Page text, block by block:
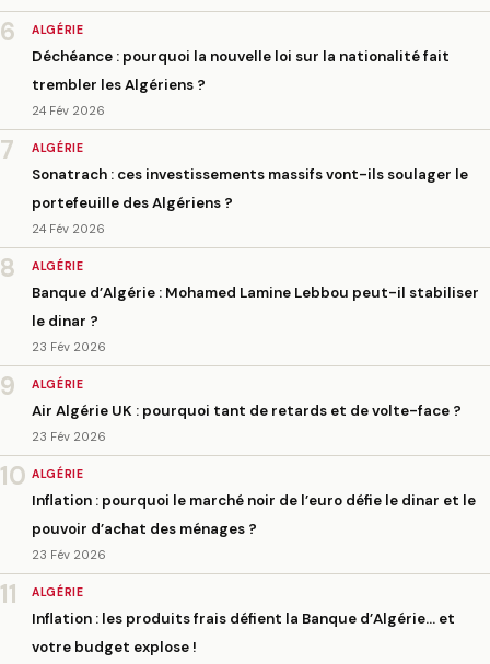
6 ALGÉRIE
Déchéance : pourquoi la nouvelle loi sur la nationalité fait
trembler les Algériens ?
24 Fév 2026
7 ALGÉRIE
Sonatrach : ces investissements massifs vont-ils soulager le
portefeuille des Algériens ?
24 Fév 2026
8 ALGÉRIE
Banque d’Algérie : Mohamed Lamine Lebbou peut-il stabiliser
le dinar ?
23 Fév 2026
9 ALGÉRIE
Air Algérie UK : pourquoi tant de retards et de volte-face ?
23 Fév 2026
10 ALGÉRIE
Inflation : pourquoi le marché noir de l’euro défie le dinar et le
pouvoir d’achat des ménages ?
23 Fév 2026
11 ALGÉRIE
Inflation : les produits frais défient la Banque d’Algérie… et
votre budget explose !